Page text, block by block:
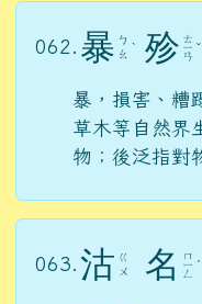
062. 暴 ㄅ
ㄠ ˋ 殄 ㄊ
ㄧ
ㄢ
ˇ
暴，損害、糟
草木等自然界
物；後泛指對
063. 沽 ㄍ
ㄨ
名 ㄇ
ㄧ
ㄥ
ˊ